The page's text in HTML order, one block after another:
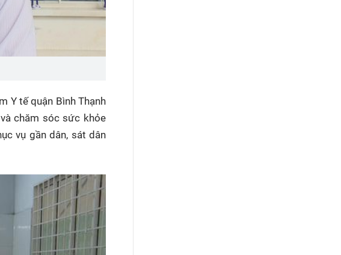
Y tế quận Bình Thạnh
chăm sóc sức khỏe
vụ gần dân, sát dân